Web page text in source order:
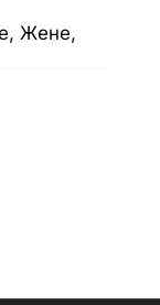
Жене,